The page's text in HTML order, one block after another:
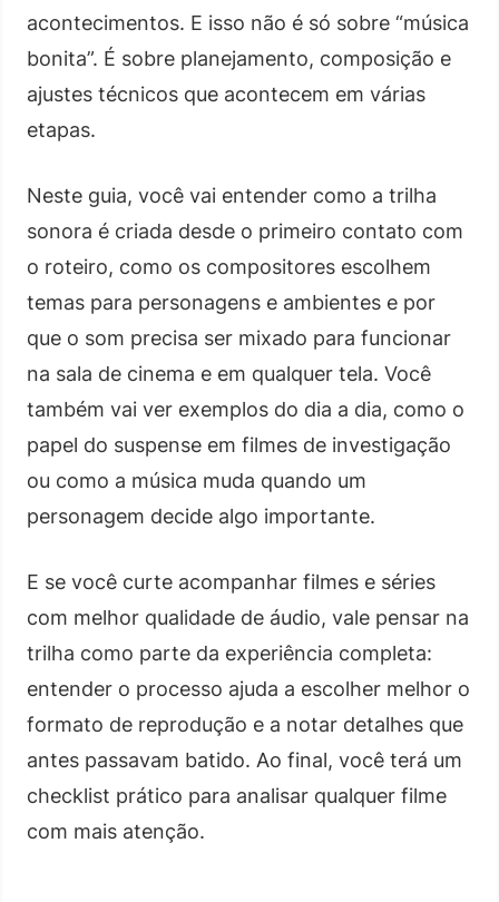
acontecimentos. E isso não é só sobre “música
bonita”. É sobre planejamento, composição e
ajustes técnicos que acontecem em várias
etapas.
Neste guia, você vai entender como a trilha
sonora é criada desde o primeiro contato com
o roteiro, como os compositores escolhem
temas para personagens e ambientes e por
que o som precisa ser mixado para funcionar
na sala de cinema e em qualquer tela. Você
também vai ver exemplos do dia a dia, como o
papel do suspense em filmes de investigação
ou como a música muda quando um
personagem decide algo importante.
E se você curte acompanhar filmes e séries
com melhor qualidade de áudio, vale pensar na
trilha como parte da experiência completa:
entender o processo ajuda a escolher melhor o
formato de reprodução e a notar detalhes que
antes passavam batido. Ao final, você terá um
checklist prático para analisar qualquer filme
com mais atenção.